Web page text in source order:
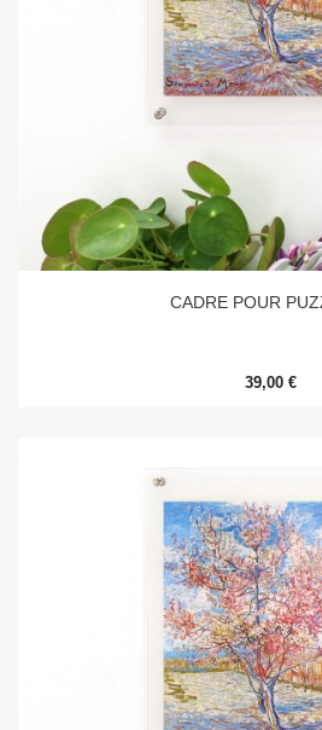
CADRE POUR
39,00 €